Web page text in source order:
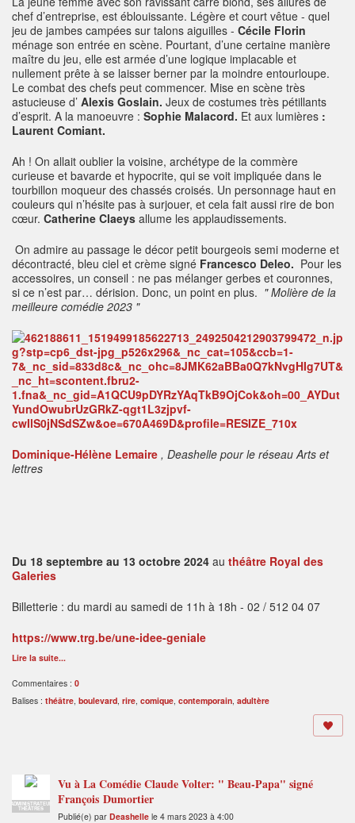
chef d’entreprise, est éblouissante. Légère et court vêtue - quel
jeu de jambes campées sur talons aiguilles - Cécile Florin
ménage son entrée en scène. Pourtant, d’une certaine manière
maître du jeu, elle est armée d’une logique implacable et
nullement prête à se laisser berner par la moindre entourloupe.
Le combat des chefs peut commencer. Mise en scène très
astucieuse d’ Alexis Goslain. Jeux de costumes très pétillants
d’esprit. A la manoeuvre : Sophie Malacord. Et aux lumières :
Laurent Comiant.
Ah ! On allait oublier la voisine, archétype de la commère
curieuse et bavarde et hypocrite, qui se voit impliquée dans le
tourbillon moqueur des chassés croisés. Un personnage haut en
couleurs qui n’hésite pas à surjouer, et cela fait aussi rire de bon
cœur. Catherine Claeys allume les applaudissements.
On admire au passage le décor petit bourgeois semi moderne et
décontracté, bleu ciel et crème signé Francesco Deleo. Pour les
accessoires, un conseil : ne pas mélanger gerbes et couronnes,
si ce n’est par… dérision. Donc, un point en plus. " Molière de la
meilleure comédie 2023 "
Dominique-Hélène Lemaire , Deashelle pour le réseau Arts et
lettres
Du 18 septembre au 13 octobre 2024 au théâtre Royal des
Galeries
Billetterie : du mardi au samedi de 11h à 18h - 02 / 512 04 07
https://www.trg.be/une-idee-geniale
Lire la suite...
Commentaires : 0
Balises : théâtre boulevard rire comique contemporain adultère
ADMINISTRATEUR
THÉÂTRES
Vu à La Comédie Claude Volter: " Beau-Papa" signé
François Dumortier
Publié(e) par Deashelle le 4 mars 2023 à 4:00